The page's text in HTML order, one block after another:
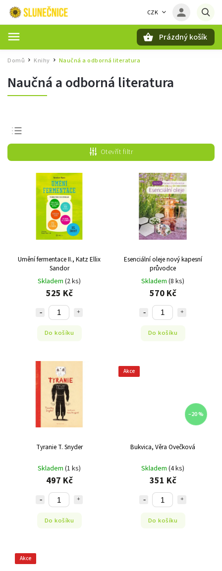
CZK
Prázdný košík
Domů / Knihy Naučná a odborná literatura
Naučná a odborná literatura
Nejprodávanější
Nejlevnější
Nejdražší
Abecedně
Otevřít filtr
Umění fermentace II., Katz Ellix
Sandor
Skladem (2 ks)
525 Kč
Do košíku
Esenciální oleje nový kapesní
průvodce
Skladem (8 ks)
570 Kč
Do košíku
Tyranie T. Snyder
Skladem (1 ks)
497 Kč
Do košíku
Akce
–20 %
Bukvica, Věra Ovečková
Skladem (4 ks)
351 Kč
Do košíku
Akce